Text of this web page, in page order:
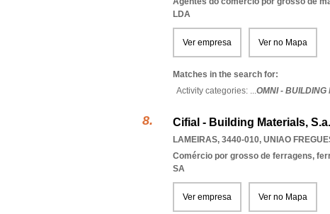
LDA
Ver empresa Ver no Mapa
Matches in the search for:
Activity categories: ...OMNI - BUILDING
Cifial - Building Materials, S.a.
LAMEIRAS, 3440-010, UNIAO
Comércio por grosso de ferragens,
SA
Ver empresa Ver no Mapa